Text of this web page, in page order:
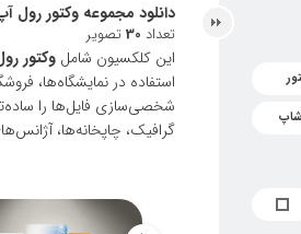
دانلود مجموعه وکتور رول
تعداد 30تصویر
این کلکسیون شامل وکتور
استفاده در نمایشگاه‌ها،
شخصی‌سازی فایل‌ها را
گرافیک، چاپخانه‌ها،
تصاویر